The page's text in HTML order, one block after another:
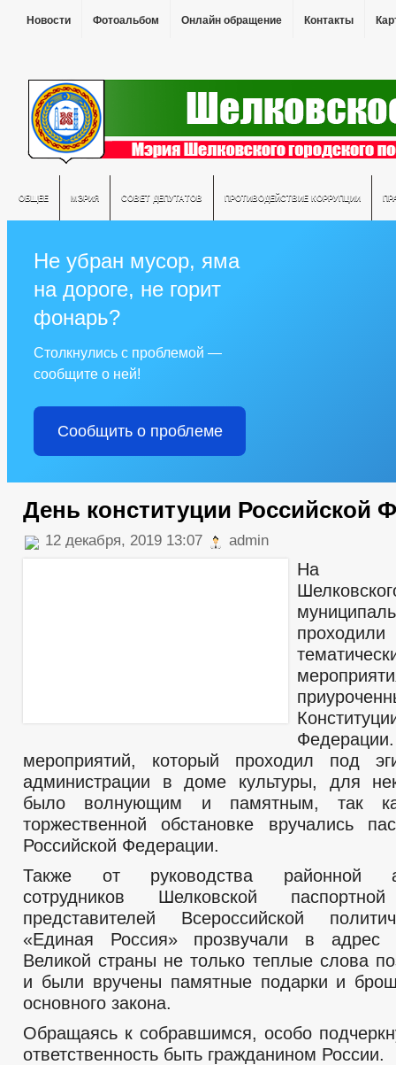
Новости Фотоальбом Онлайн обращение Контакты
ОБЩЕЕ МЭРИЯ СОВЕТ ДЕПУТАТОВ ПРОТИВОДЕЙСТВИЕ КОРРУПЦИИ
Не убран мусор, яма
на дороге, не горит
фонарь?
Столкнулись с проблемой —
сообщите о ней!
Сообщить о проблеме
День конституции Российской
12 декабря, 2019 13:07 admin
На
мероприятий, который проходил под
администрации в доме культуры, для
было волнующим и памятным, так
торжественной обстановке вручались
Российской Федерации.
Также от руководства районной
сотрудников Шелковской
представителей Всероссийской
«Единая Россия» прозвучали в адрес
Великой страны не только теплые слова
и были вручены памятные подарки и
основного закона.
Обращаясь к собравшимся, особо
ответственность быть гражданином России.